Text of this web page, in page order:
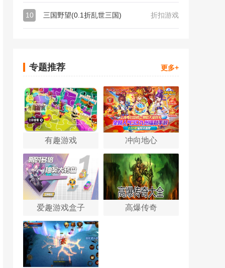
10 三国野望(0.1折乱世三国) 折扣游戏
专题推荐 更多+
有趣游戏 冲向地心
爱趣游戏盒子 高爆传奇